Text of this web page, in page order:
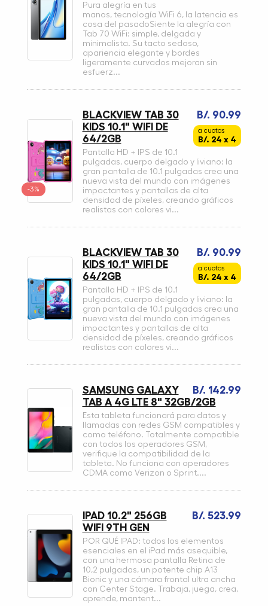
Pura alegría en tus
manos, tecnología WiFi 6, la latencia es
cosa del pasadoSiente la alegría con
Tab 70 WiFi: simple, delgada y
minimalista. Su tacto sedoso,
apariencia elegante y bordes
ligeramente curvados mejoran sin
esfuerz...
-3%
B/. 90.99
a cuotas
B/. 24 x 4
BLACKVIEW TAB 30
KIDS 10.1" WIFI DE
64/2GB
Pantalla HD + IPS de 10.1
pulgadas, cuerpo delgado y liviano: la
gran pantalla de 10.1 pulgadas crea una
nueva vista del mundo con imágenes
impactantes y pantallas de alta
densidad de píxeles, creando gráficos
realistas con colores vi...
B/. 90.99
a cuotas
B/. 24 x 4
BLACKVIEW TAB 30
KIDS 10.1" WIFI DE
64/2GB
Pantalla HD + IPS de 10.1
pulgadas, cuerpo delgado y liviano: la
gran pantalla de 10.1 pulgadas crea una
nueva vista del mundo con imágenes
impactantes y pantallas de alta
densidad de píxeles, creando gráficos
realistas con colores vi...
B/. 142.99
SAMSUNG GALAXY
TAB A 4G LTE 8" 32GB/2GB
Esta tableta funcionará para datos y
llamadas con redes GSM compatibles y
como teléfono. Totalmente compatible
con todos los operadores GSM,
verifique la compatibilidad de la
tableta. No funciona con operadores
CDMA como Verizon o Sprint....
B/. 523.99
IPAD 10.2" 256GB
WIFI 9TH GEN
POR QUÉ IPAD: todos los elementos
esenciales en el iPad más asequible,
con una hermosa pantalla Retina de
10,2 pulgadas, un potente chip A13
Bionic y una cámara frontal ultra ancha
con Center Stage. Trabaja, juega, crea,
aprende, mantent...